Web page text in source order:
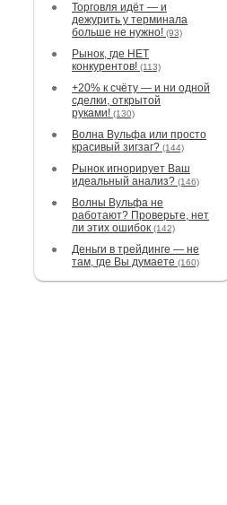
Торговля идёт — и
дежурить у терминала
больше не нужно! (93)
Рынок, где НЕТ
конкурентов! (113)
+20% к счёту — и ни одной
сделки, открытой
руками! (130)
Волна Вульфа или просто
красивый зигзаг? (144)
Рынок игнорирует Ваш
идеальный анализ? (146)
Волны Вульфа не
работают? Проверьте, нет
ли этих ошибок (142)
Деньги в трейдинге — не
там, где Вы думаете (160)